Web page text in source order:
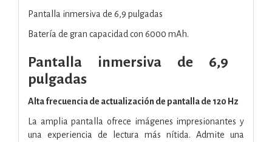
Pantalla inmersiva de 6,9 ​​pulgadas
Batería de gran capacidad con 6000 mAh.
Pantalla inmersiva de 6,9 ​​
pulgadas
Alta frecuencia de actualización de pantalla de 120 Hz
La amplia pantalla ofrece imágenes impresionantes y
una experiencia de lectura más nítida. Admite una